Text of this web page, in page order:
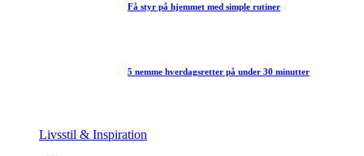
Få styr på hjemmet med simple rutiner
5 nemme hverdagsretter på under 30 minutter
Livsstil & Inspiration